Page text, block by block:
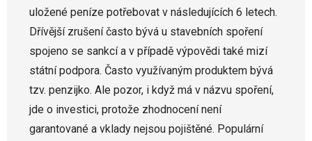
uložené peníze potřebovat v následujících 6 letech.
Dřívější zrušení často bývá u stavebních spoření
spojeno se sankcí a v případě výpovědi také mizí
státní podpora. Často využívaným produktem bývá
tzv. penzijko. Ale pozor, i když má v názvu spoření,
jde o investici, protože zhodnocení není
garantované a vklady nejsou pojištěné. Populární